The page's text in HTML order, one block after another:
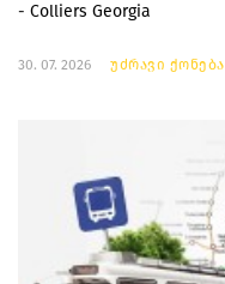
- Colliers Georgia
30. 07. 2026 უძრავი ქონება